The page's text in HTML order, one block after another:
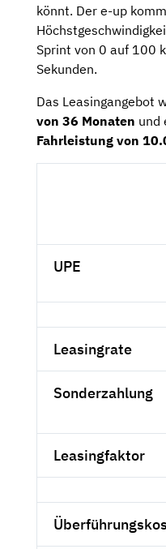
könnt. Der e-up
Sprint von 0 auf 100
Sekunden.
Das Leasingangebot
von 36 Monaten und
Fahrleistung von
UPE
Leasingrate
Sonderzahlung
Leasingfaktor